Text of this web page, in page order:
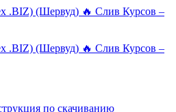
по скачиванию